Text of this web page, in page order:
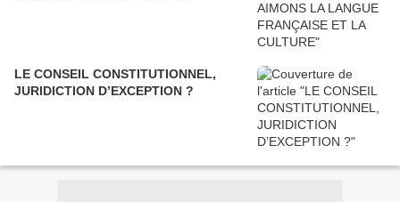
LE CONSEIL CONSTITUTIONNEL,
JURIDICTION D’EXCEPTION ?